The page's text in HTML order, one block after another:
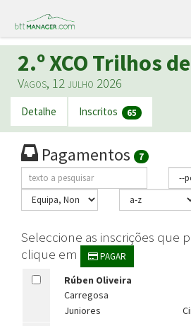
2.º XCO Trilhos
Vagos, 12 julho 2026
Detalhe Inscritos 65
Pagamentos 7
Seleccione as inscrições que
clique em
PAGAR
Rúben Oliveira
Carregosa
Juniores